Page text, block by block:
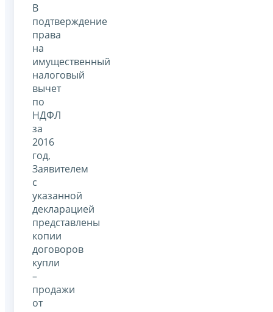
В
подтверждение
права
на
имущественный
налоговый
вычет
по
НДФЛ
за
2016
год,
Заявителем
с
указанной
декларацией
представлены
копии
договоров
купли
–
продажи
от